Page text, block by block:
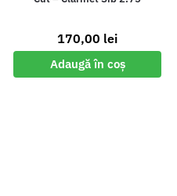
170,00 lei
Adaugă în coș